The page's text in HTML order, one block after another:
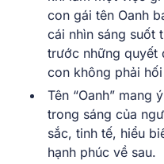
con gái tên Oanh
cái nhìn sáng suốt
trước những quyết
con không phải
Tên “Oanh” mang
trong sáng của
sắc, tinh tế, hiểu
hạnh phúc về sau.